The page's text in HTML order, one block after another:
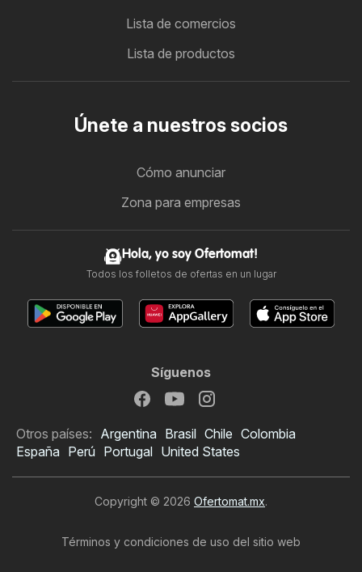
Lista de comercios
Lista de productos
Únete a nuestros socios
Cómo anunciar
Zona para empresas
Hola, yo soy Ofertomat!
Todos los folletos de ofertas en un lugar
Síguenos
Otros países: Argentina Brasil Chile Colombia
España Perú Portugal United States
Copyright © 2026 Ofertomat.mx.
Términos y condiciones de uso del sitio web